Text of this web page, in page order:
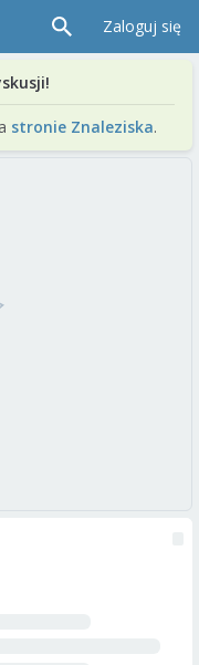
Zaloguj się
stronie Znaleziska.